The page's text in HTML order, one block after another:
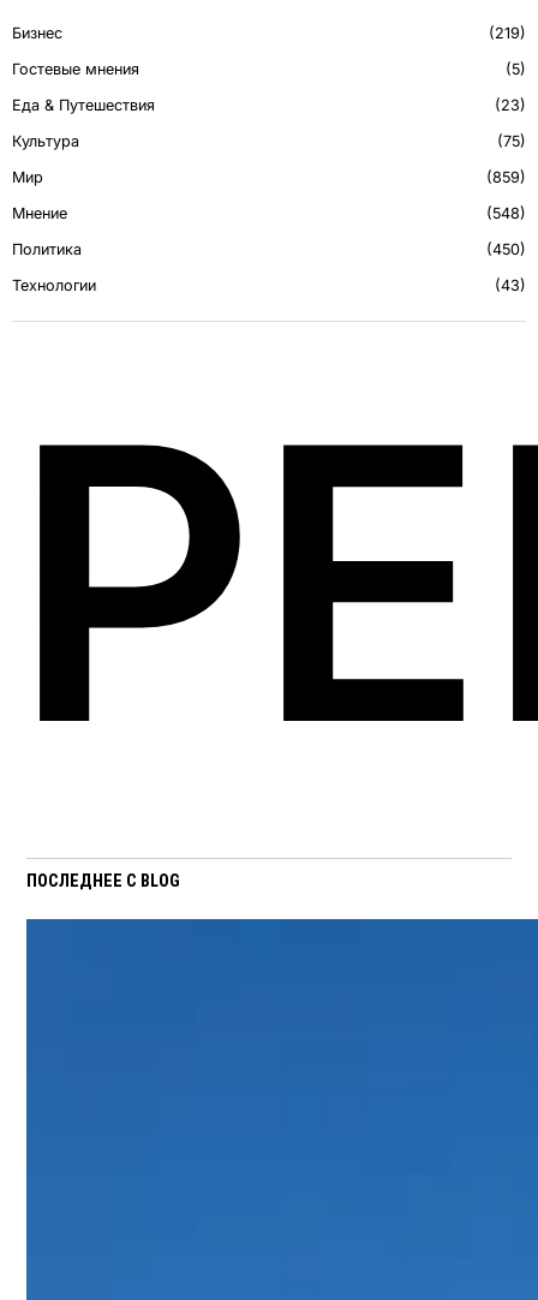
Бизнес
219
Гостевые мнения
5
Еда & Путешествия
23
Культура
75
Мир
859
Мнение
548
Политика
450
Технологии
43
ПОСЛЕДНЕЕ С BLOG